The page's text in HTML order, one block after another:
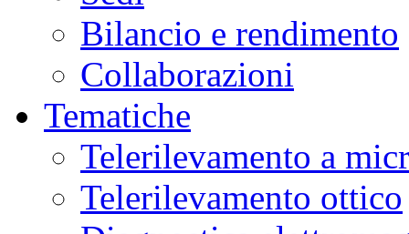
Bilancio e rendimento
Collaborazioni
Tematiche
Telerilevamento a
Telerilevamento ottico